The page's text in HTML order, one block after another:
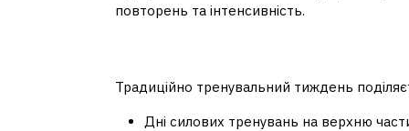
повторень та інтенсивність.
Традиційно тренувальний тиждень
Дні силових тренувань на верхню